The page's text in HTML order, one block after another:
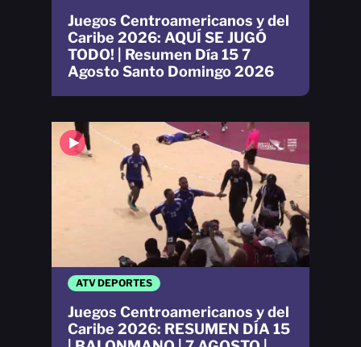
ATV DEPORTES
Juegos Centroamericanos y del
Caribe 2026: RESUMEN DÍA 15
Juegos Centroamericanos y del
Caribe 2026: AQUÍ SE JUGÓ
TODO! | Resumen Día 15 7
Agosto Santo Domingo 2026